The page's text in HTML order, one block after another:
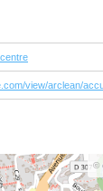
view/arclean/
©